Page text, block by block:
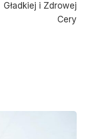
Gładkiej i Zdrowej
Cery